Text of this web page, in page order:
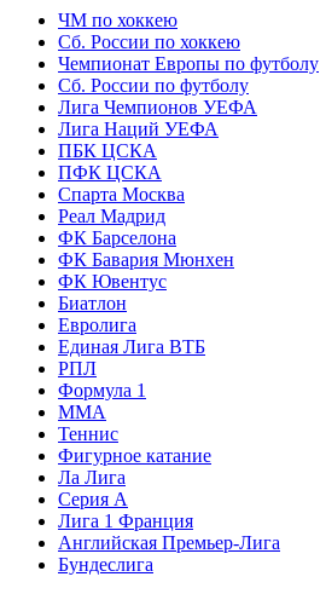
ЧМ по хоккею
Сб. России по хоккею
Чемпионат Европы по футболу
Сб. России по футболу
Лига Чемпионов УЕФА
Лига Наций УЕФА
ПБК ЦСКА
ПФК ЦСКА
Спарта Москва
Реал Мадрид
ФК Барселона
ФК Бавария Мюнхен
ФК Ювентус
Биатлон
Евролига
Единая Лига ВТБ
РПЛ
Формула 1
MMA
Теннис
Фигурное катание
Ла Лига
Серия А
Лига 1 Франция
Английская Премьер-Лига
Бундеслига